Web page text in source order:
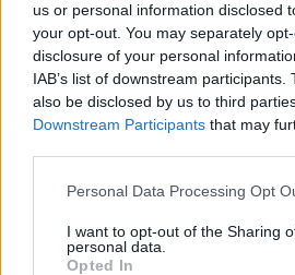
us or personal information disclosed
your opt-out. You may separately
disclosure of your personal
IAB’s list of downstream
also be disclosed by us to third
Downstream Participants that may
Personal Data Processing Opt
I want to opt-out of the Sharing
personal data.
Opted In
handle @jenagreen920 // http://
#LTKunder50 #LTKunder100
#LTKsalealert #LTKstyletip
#nordstromanniversarysale
Η δημοσίευση κοινοποιήθηκε από